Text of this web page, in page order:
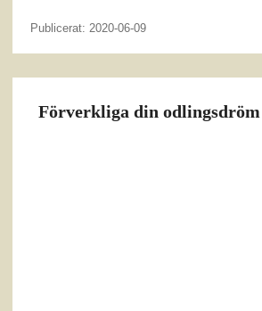
Publicerat: 2020-06-09
Förverkliga din